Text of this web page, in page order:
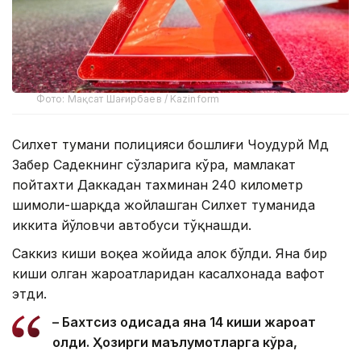
Фото: Мақсат Шағирбаев / Kazinform
Силхет тумани полицияси бошлиғи Чоудҳурй Мд
Забер Садекнинг сўзларига кўра, мамлакат
пойтахти Даккадан тахминан 240 километр
шимоли-шарқда жойлашган Силхет туманида
иккита йўловчи автобуси тўқнашди.
Саккиз киши воқеа жойида ҳалок бўлди. Яна бир
киши олган жароҳатларидан касалхонада вафот
этди.
– Бахтсиз ҳодисада яна 14 киши жароҳат
олди. Ҳозирги маълумотларга кўра,